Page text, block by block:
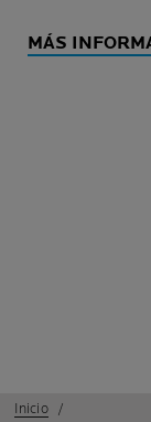
MÁS
Inicio